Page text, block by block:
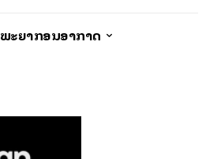
ພະຍາກອນອາກາດ